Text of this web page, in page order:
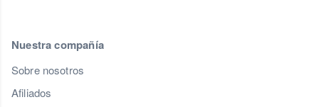
Nuestra compañía
Sobre nosotros
Afiliados